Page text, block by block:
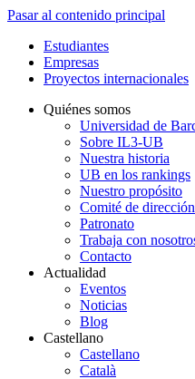
Pasar al contenido principal
Estudiantes
Empresas
Proyectos internacionales
Quiénes somos
Universidad de
Sobre IL3-UB
Nuestra historia
UB en los rankings
Nuestro propósito
Comité de dirección
Patronato
Trabaja con
Contacto
Actualidad
Eventos
Noticias
Blog
Castellano
Castellano
Català